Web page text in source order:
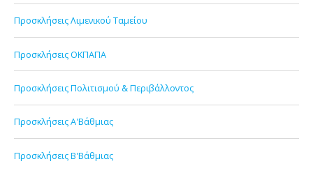
Προσκλήσεις Λιμενικού Ταμείου
Προσκλήσεις ΟΚΠΑΠΑ
Προσκλήσεις Πολιτισμού & Περιβάλλοντος
Προσκλήσεις Α'Βάθμιας
Προσκλήσεις Β'Βάθμιας